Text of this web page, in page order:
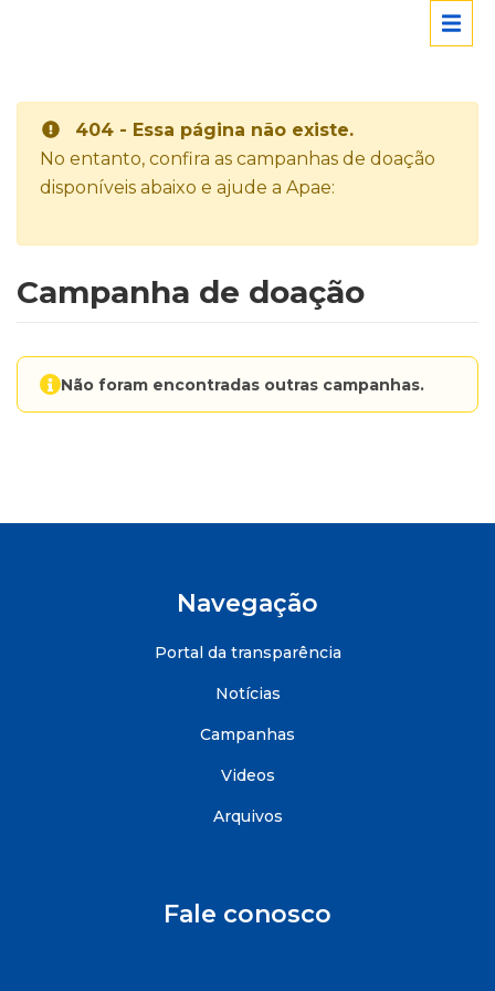
404 - Essa página não existe.
No entanto, confira as campanhas de doação
disponíveis abaixo e ajude a Apae:
Campanha de doação
Não foram encontradas outras campanhas.
Navegação
Portal da transparência
Notícias
Campanhas
Videos
Arquivos
Fale conosco